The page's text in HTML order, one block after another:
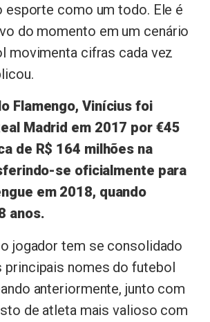
esporte como um todo. Ele é
do momento em um cenário
movimenta cifras cada vez
Flamengo, Vinícius foi
Madrid em 2017 por €45
de R$ 164 milhões na
se oficialmente para
em 2018, quando
anos.
jogador tem se consolidado
principais nomes do futebol
anteriormente, junto com
de atleta mais valioso com